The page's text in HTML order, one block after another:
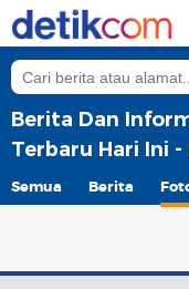
Berita Dan
Terbaru Hari Ini
Semua Berita